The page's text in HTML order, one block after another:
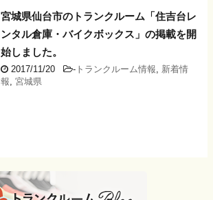
宮城県仙台市のトランクルーム「住吉台レ
ンタル倉庫・バイクボックス」の掲載を開
始しました。
2017/11/20 - トランクルーム情報
新着情
報 宮城県